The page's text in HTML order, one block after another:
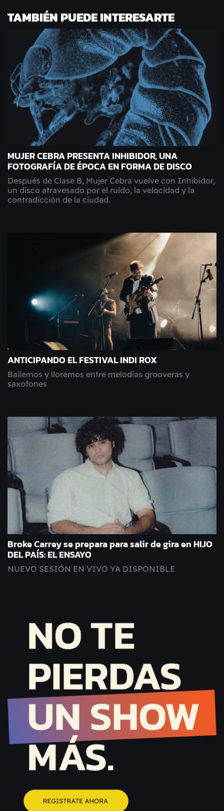
TAMBIÉN PUEDE INTERESARTE
MUJER CEBRA PRESENTA INHIBIDOR, UNA
FOTOGRAFÍA DE ÉPOCA EN FORMA DE DISCO
Después de Clase B, Mujer Cebra vuelve con Inhibidor,
un disco atravesado por el ruido, la velocidad y la
contradicción de la ciudad.
ANTICIPANDO EL FESTIVAL INDI ROX
Bailemos y lloremos entre melodías grooveras y
saxofones
Broke Carrey se prepara para salir de gira en HIJO
DEL PAÍS: EL ENSAYO
NUEVO SESIÓN EN VIVO YA DISPONIBLE